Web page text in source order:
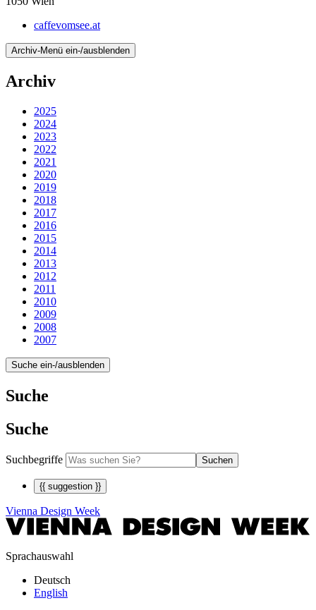
caffevomsee.at
Archiv-Menü ein-/ausblenden
Archiv
2025
2024
2023
2022
2021
2020
2019
2018
2017
2016
2015
2014
2013
2012
2011
2010
2009
2008
2007
Suche ein-/ausblenden
Suche
Suche
Suchbegriffe Suchen
{{ suggestion }}
Vienna Design Week
Sprachauswahl
Deutsch
English